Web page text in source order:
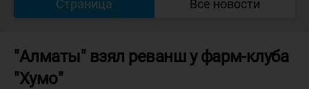
Страница Все новости
"Алматы" взял реванш у фарм-клуба
"Хумо"